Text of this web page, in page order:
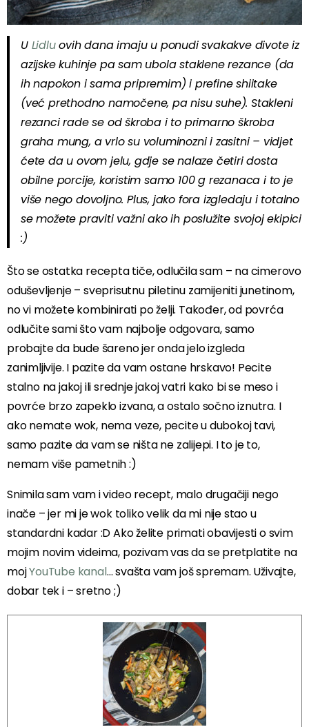
U Lidluovih dana imaju u ponudi svakakve divote iz
azijske kuhinje pa sam ubola staklene rezance (da
ih napokon i sama pripremim) i prefine shiitake
(već prethodno namočene, pa nisu suhe). Stakleni
rezanci rade se od škroba i to primarno škroba
graha mung, a vrlo su voluminozni i zasitni – vidjet
ćete da u ovom jelu, gdje se nalaze četiri dosta
obilne porcije, koristim samo 100 g rezanaca i to je
više nego dovoljno. Plus, jako fora izgledaju i totalno
se možete praviti važni ako ih poslužite svojoj ekipici
:)
Što se ostatka recepta tiče, odlučila sam – na cimerovo
oduševljenje – sveprisutnu piletinu zamijeniti junetinom,
no vi možete kombinirati po želji. Također, od povrća
odlučite sami što vam najbolje odgovara, samo
probajte da bude šareno jer onda jelo izgleda
zanimljivije. I pazite da vam ostane hrskavo! Pecite
stalno na jakoj ili srednje jakoj vatri kako bi se meso i
povrće brzo zapeklo izvana, a ostalo sočno iznutra. I
ako nemate wok, nema veze, pecite u dubokoj tavi,
samo pazite da vam se ništa ne zalijepi. I to je to,
nemam više pametnih :)
Snimila sam vam i video recept, malo drugačiji nego
inače – jer mi je wok toliko velik da mi nije stao u
standardni kadar :D Ako želite primati obavijesti o svim
mojim novim videima, pozivam vas da se pretplatite na
mojYouTube kanal… svašta vam još spremam. Uživajte,
dobar tek i – sretno ;)